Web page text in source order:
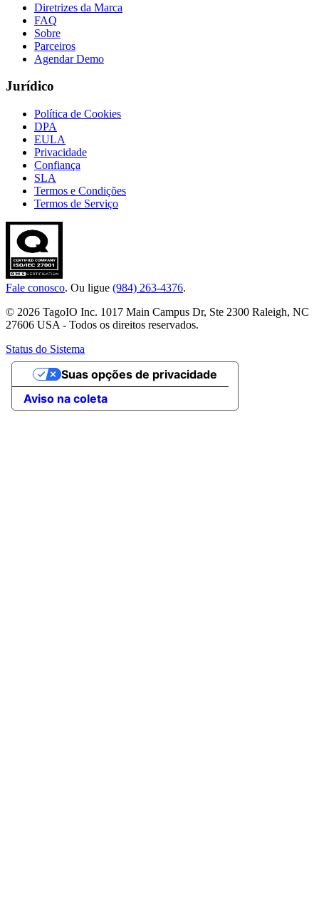
Diretrizes da Marca
FAQ
Sobre
Parceiros
Agendar Demo
Jurídico
Política de Cookies
DPA
EULA
Privacidade
Confiança
SLA
Termos e Condições
Termos de Serviço
Fale conosco. Ou ligue (984) 263-4376.
© 2026 TagoIO Inc. 1017 Main Campus Dr, Ste 2300 Raleigh, NC
27606 USA - Todos os direitos reservados.
Status do Sistema
Aviso na coleta
Suas opções de privacidade